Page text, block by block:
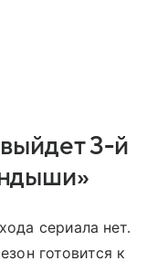
3-й
сериала нет.
готовится к